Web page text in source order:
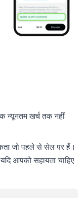
खर्च तक नहीं
जो पहले से सेल पर हैं।
आपको सहायता चाहिए